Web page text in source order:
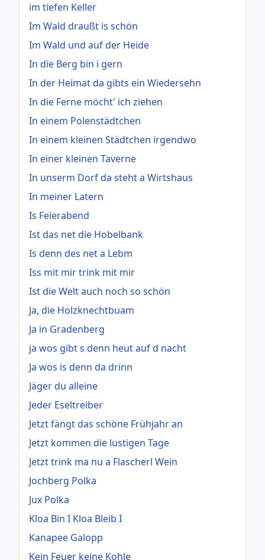
im tiefen Keller
Im Wald draußt is schön
Im Wald und auf der Heide
In die Berg bin i gern
In der Heimat da gibts ein Wiedersehn
In die Ferne möcht' ich ziehen
In einem Polenstädtchen
In einem kleinen Städtchen irgendwo
In einer kleinen Taverne
In unserm Dorf da steht a Wirtshaus
In meiner Latern
Is Feierabend
Ist das net die Hobelbank
Is denn des net a Lebm
Iss mit mir trink mit mir
Ist die Welt auch noch so schön
Ja, die Holzknechtbuam
Ja in Gradenberg
ja wos gibt s denn heut auf d nacht
Ja wos is denn da drinn
Jäger du alleine
Jeder Eseltreiber
Jetzt fängt das schöne Frühjahr an
Jetzt kommen die lustigen Tage
Jetzt trink ma nu a Flascherl Wein
Jochberg Polka
Jux Polka
Kloa Bin I Kloa Bleib I
Kanapee Galopp
Kein Feuer keine Kohle